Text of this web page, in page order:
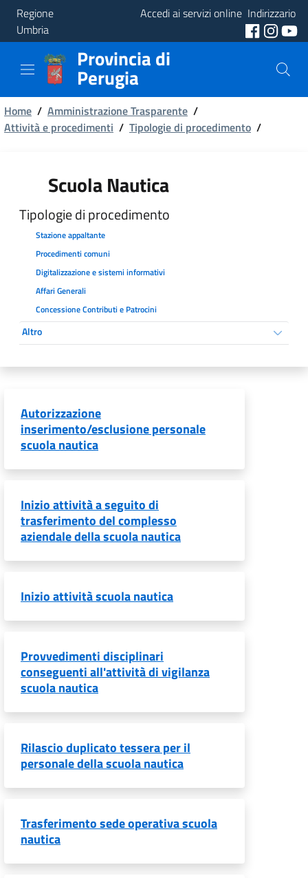
Regione
Umbria
Accedi ai servizi online Indirizzario
Provincia
Aree
Tematiche
Provincia di
Perugia
Briciole
di
Home / Amministrazione Trasparente /
Attività e procedimenti / Tipologie di procedimento /
Scuola Nautica
Tipologie di procedimento
Stazione appaltante
Procedimenti comuni
Digitalizzazione e sistemi informativi
Affari Generali
Concessione Contributi e Patrocini
Altro
Autorizzazione
inserimento/esclusione personale
scuola nautica
Inizio attività a seguito di
trasferimento del complesso
aziendale della scuola nautica
Inizio attività scuola nautica
Provvedimenti disciplinari
conseguenti all'attività di vigilanza
scuola nautica
Rilascio duplicato tessera per il
personale della scuola nautica
Trasferimento sede operativa scuola
nautica